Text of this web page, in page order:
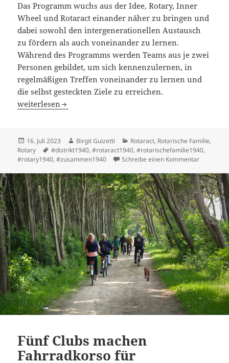
Das Programm wuchs aus der Idee, Rotary, Inner
Wheel und Rotaract einander näher zu bringen und
dabei sowohl den intergenerationellen Austausch
zu fördern als auch voneinander zu lernen.
Während des Programms werden Teams aus je zwei
Personen gebildet, um sich kennenzulernen, in
regelmäßigen Treffen voneinander zu lernen und
die selbst gesteckten Ziele zu erreichen.
Mentoring – neues Format gestartet
weiterlesen
Veröffentlicht
am
16. Juli 2023 Autor
Birgit Guizetti Kategorien
Rotaract, Rotarische Familie,
Rotary
Schlagwörter
#distrikt1940,#rotaract1940,#rotarischefamilie1940,
#rotary1940,#zusammen1940 Schreibe einen Kommentarzu
Fünf Clubs machen
Fahrradkorso für